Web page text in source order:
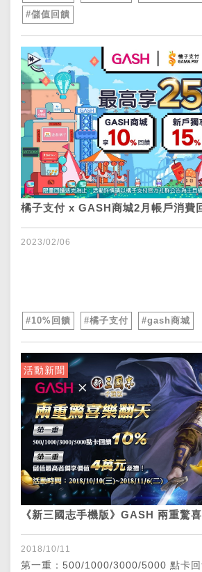
#儲值回饋
橘子支付 x GASH商城2月帳戶消費
2023/02/06
#10%回饋 #橘子支付 #gash商城
活動新聞
《新三國志手機版》GASH 兩重驚
2018/10/11
第一重：500/1000/3000/5000 點卡回